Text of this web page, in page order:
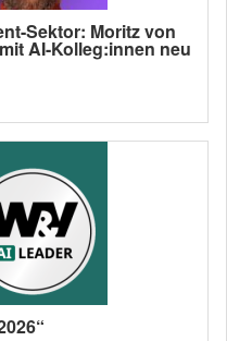
Sektor: Moritz von
AI-Kolleg:innen neu